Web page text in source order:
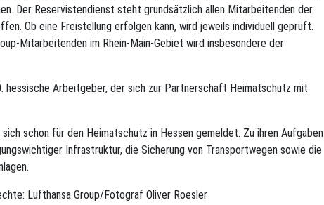
Der Reservistendienst steht grundsätzlich allen Mitarbeitenden der
Ob eine Freistellung erfolgen kann, wird jeweils individuell geprüft.
Mitarbeitenden im Rhein-Main-Gebiet wird insbesondere der
hessische Arbeitgeber, der sich zur Partnerschaft Heimatschutz mit
schon für den Heimatschutz in Hessen gemeldet. Zu ihren Aufgaben
Infrastruktur, die Sicherung von Transportwegen sowie die
Lufthansa Group/Fotograf Oliver Roesler